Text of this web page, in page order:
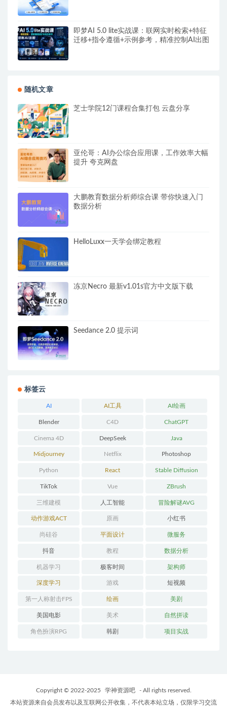
即梦AI 5.0 lite实战课：联网实时检索+特征
迁移+指令遵循+示例参考，精准控制AI出图
随机文章
芝士学院12门课程合集打包 云盘分享
亚伦哥：AI办公综合应用课，工作效率大幅
提升 夸克网盘
大鹏教育数据分析师综合课 带你快速入门
数据分析
HelloLuxx一天学会绑定教程
冻京Necro 最新v1.01s官方中文版下载
Seedance 2.0 提示词
标签云
AI AI工具 AI绘画
Blender C4D ChatGPT
Cinema 4D DeepSeek Java
Midjourney Netflix Photoshop
Python React Stable Diffusion
TikTok Vue ZBrush
三维建模 人工智能 冒险解谜AVG
动作游戏ACT 原画 小红书
尚硅谷 平面设计 微服务
抖音 教程 数据分析
机器学习 极客时间 架构师
深度学习 游戏 短视频
第一人称射击FPS 绘画 美剧
美国电影 美术 自然拼读
角色扮演RPG 韩剧 项目实战
Copyright © 2022-2025 学神资源吧
- All rights reserved.
本站资源来自会员发布以及互联网公开收集，不代表本站立场，仅限学习交流